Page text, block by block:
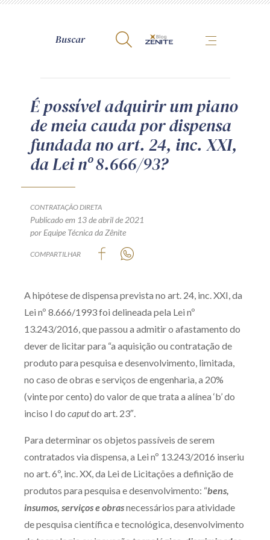
A Zênite
Como publicar conosco
Site da Zênite
Contato
Guia de Direitos dos Titulares de Dados
Encarregado (contato)
Zênite Fácil IA
Zênite Play
Orientação por Escrito
Mentoria Zênite
Capacitação
Zênite Online
Zênite in Company
Diferenciais
É possível adquirir um piano
de meia cauda por dispensa
fundada no art. 24, inc. XXI,
da Lei nº 8.666/93?
CONTRATAÇÃO DIRETA
Publicado em 13 de abril de 2021
por Equipe Técnica da Zênite
COMPARTILHAR
A hipótese de dispensa prevista no art. 24, inc. XXI, da
Lei nº 8.666/1993 foi delineada pela Lei nº
13.243/2016, que passou a admitir o afastamento do
dever de licitar para “a aquisição ou contratação de
produto para pesquisa e desenvolvimento, limitada,
no caso de obras e serviços de engenharia, a 20%
(vinte por cento) do valor de que trata a alínea ‘b’ do
inciso I do caputdo art. 23″.
Para determinar os objetos passíveis de serem
contratados via dispensa, a Lei nº 13.243/2016 inseriu
no art. 6º, inc. XX, da Lei de Licitações a definição de
produtos para pesquisa e desenvolvimento: “bens,
insumos, serviços e obrasnecessários para atividade
de pesquisa científica e tecnológica, desenvolvimento